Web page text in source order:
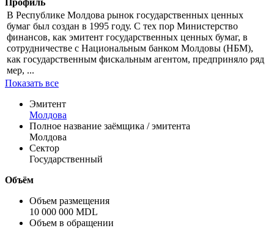
Информация по эмиссии
Профиль
В Республике Молдова рынок государственных ценных
бумаг был создан в 1995 году. С тех пор Министерство
финансов, как эмитент государственных ценных бумаг, в
сотрудничестве с Национальным банком Молдовы (НБМ),
как государственным фискальным агентом, предприняло ряд
мер, ...
Показать все
Эмитент
Молдова
Полное название заёмщика / эмитента
Молдова
Государственный
Объём